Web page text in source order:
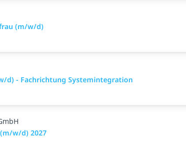
(m/w/d)
d) - Fachrichtung Systemintegration
w/d) 2027